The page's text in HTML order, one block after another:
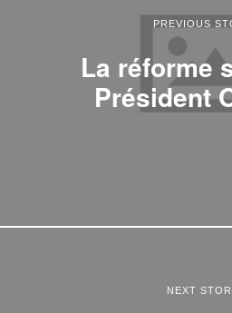
PREVIOUS
La réforme
Président
NEXT